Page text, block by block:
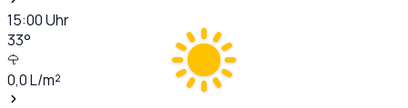
15:00Uhr
33°
0,0L/m²